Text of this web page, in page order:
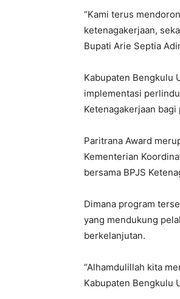
“Kami terus
ketenagakerjaan,
Bupati Arie Septia
Kabupaten Bengkulu
implementasi
Ketenagakerjaan
Paritrana Award
Kementerian
bersama BPJS
Dimana program
yang mendukung
berkelanjutan.
“Alhamdulillah kita
Kabupaten Bengkulu